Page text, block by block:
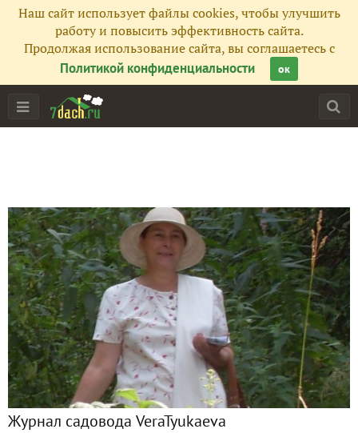
Наш сайт использует файлы cookies, чтобы улучшить
работу и повысить эффективность сайта.
Продолжая использование сайта, вы соглашаетесь с
Политикой конфиденциальности
ок
Журнал садовода VeraTyukaeva
Главная
Фото 18
Сейчас обсуждают
О тле, кротах и бобах
Как готовить семенной картофель к хранению -
У нас сегодня - 35 градусов мороза. А у вас?